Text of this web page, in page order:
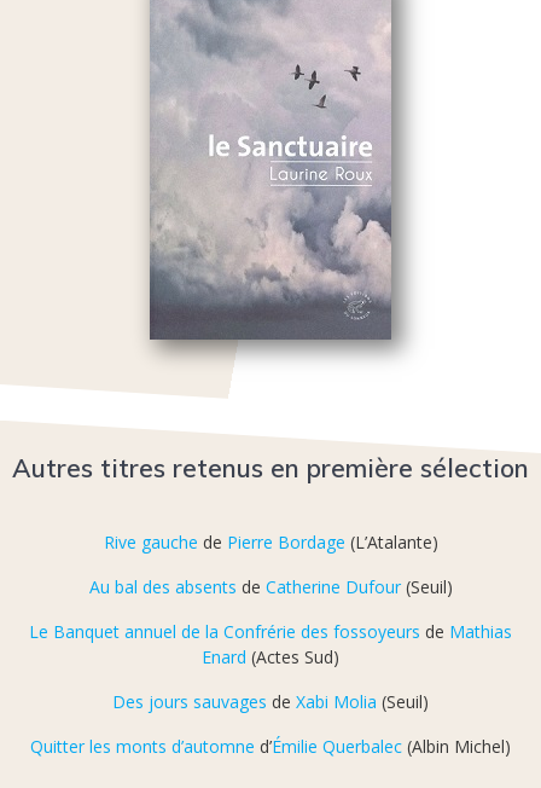
Autres titres retenus en première sélection
Rive gauche de Pierre Bordage (L’Atalante)
Au bal des absents de Catherine Dufour(Seuil)
Le Banquet annuel de la Confrérie des fossoyeurs de Mathias
Enard (Actes Sud)
Des jours sauvages de Xabi Molia (Seuil)
Quitter les monts d’automne d’Émilie Querbalec (Albin Michel)